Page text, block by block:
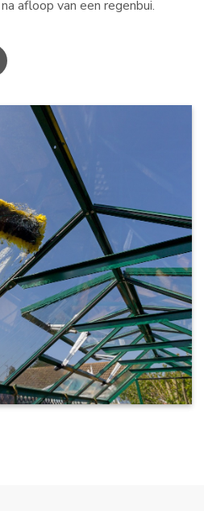
afloop van een regenbui.